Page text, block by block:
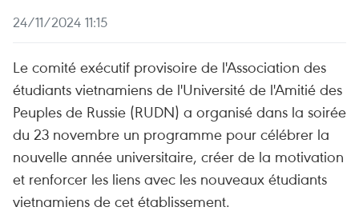
24/11/2024 11:15
Le comité exécutif provisoire de l'Association des
étudiants vietnamiens de l'Université de l'Amitié des
Peuples de Russie (RUDN) a organisé dans la soirée
du 23 novembre un programme pour célébrer la
nouvelle année universitaire, créer de la motivation
et renforcer les liens avec les nouveaux étudiants
vietnamiens de cet établissement.